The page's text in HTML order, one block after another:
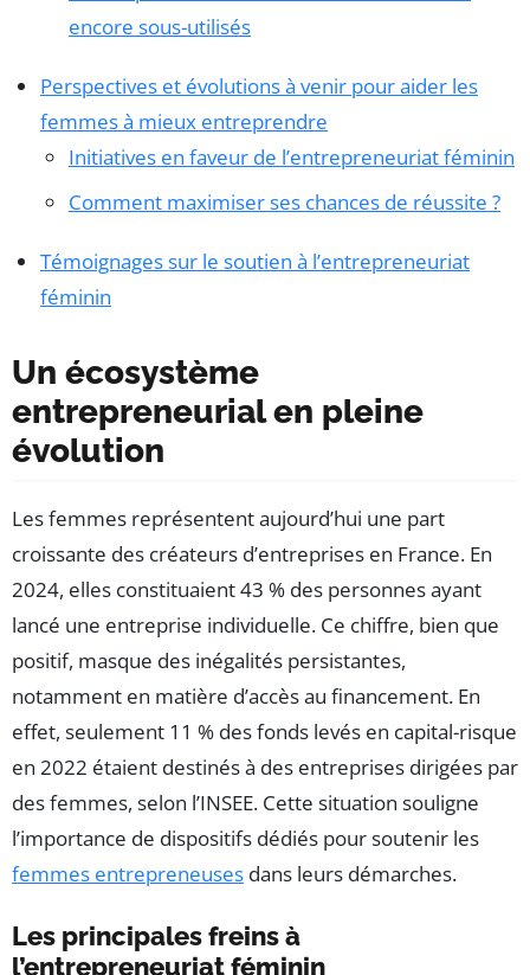
encore sous-utilisés
Perspectives et évolutions à venir pour aider les
femmes à mieux entreprendre
Initiatives en faveur de l’entrepreneuriat féminin
Comment maximiser ses chances de réussite ?
Témoignages sur le soutien à l’entrepreneuriat
féminin
Un écosystème
entrepreneurial en pleine
évolution
Les femmes représentent aujourd’hui une part
croissante des créateurs d’entreprises en France. En
2024, elles constituaient 43 % des personnes ayant
lancé une entreprise individuelle. Ce chiffre, bien que
positif, masque des inégalités persistantes,
notamment en matière d’accès au financement. En
effet, seulement 11 % des fonds levés en capital-risque
en 2022 étaient destinés à des entreprises dirigées par
des femmes, selon l’INSEE. Cette situation souligne
l’importance de dispositifs dédiés pour soutenir les
femmes entrepreneuses dans leurs démarches.
Les principales freins à
l’entrepreneuriat féminin